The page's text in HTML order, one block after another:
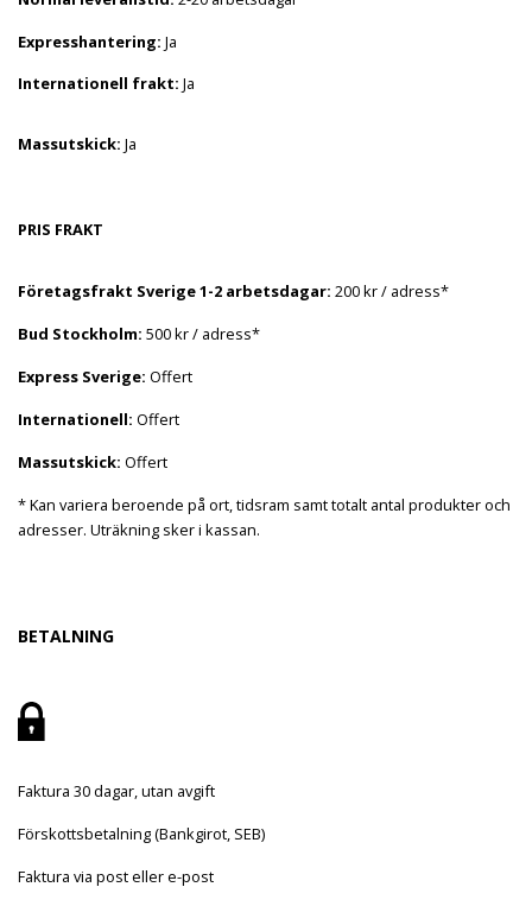
Expresshantering: Ja
Internationell frakt: Ja
Massutskick: Ja
PRIS FRAKT
Företagsfrakt Sverige 1-2 arbetsdagar: 200 kr / adress*
Bud Stockholm: 500 kr / adress*
Express Sverige: Offert
Internationell: Offert
Massutskick: Offert
* Kan variera beroende på ort, tidsram samt totalt antal produkter och
adresser. Uträkning sker i kassan.
BETALNING
Faktura 30 dagar, utan avgift
Förskottsbetalning (Bankgirot, SEB)
Faktura via post eller e-post